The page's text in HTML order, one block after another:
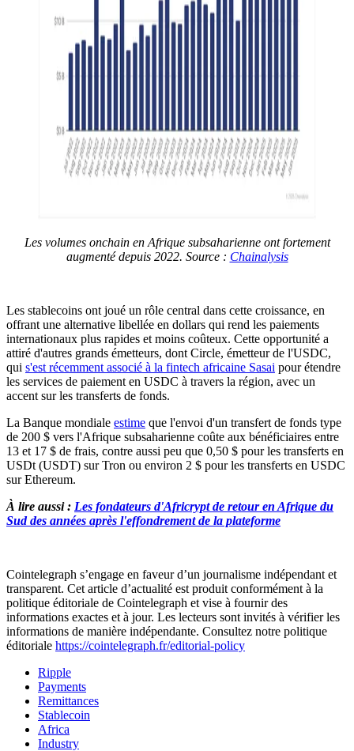
Les volumes onchain en Afrique subsaharienne ont fortement
augmenté depuis 2022. Source : Chainalysis
Les stablecoins ont joué un rôle central dans cette croissance, en
offrant une alternative libellée en dollars qui rend les paiements
internationaux plus rapides et moins coûteux. Cette opportunité a
attiré d'autres grands émetteurs, dont Circle, émetteur de l'USDC,
qui s'est récemment associé à la fintech africaine Sasai pour étendre
les services de paiement en USDC à travers la région, avec un
accent sur les transferts de fonds.
La Banque mondiale estime que l'envoi d'un transfert de fonds type
de 200 $ vers l'Afrique subsaharienne coûte aux bénéficiaires entre
13 et 17 $ de frais, contre aussi peu que 0,50 $ pour les transferts en
USDt (USDT) sur Tron ou environ 2 $ pour les transferts en USDC
sur Ethereum.
À lire aussi : Les fondateurs d'Africrypt de retour en Afrique du
Sud des années après l'effondrement de la plateforme
Cointelegraph s’engage en faveur d’un journalisme indépendant et
transparent. Cet article d’actualité est produit conformément à la
politique éditoriale de Cointelegraph et vise à fournir des
informations exactes et à jour. Les lecteurs sont invités à vérifier les
informations de manière indépendante. Consultez notre politique
éditoriale https://cointelegraph.fr/editorial-policy
Ripple
Payments
Remittances
Stablecoin
Africa
Industry